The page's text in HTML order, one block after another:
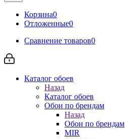
Корзина0
Отложенные0
Сравнение товаров0
Каталог обоев
Назад
Каталог обоев
Обои по брендам
Назад
Обои по брендам
MIR